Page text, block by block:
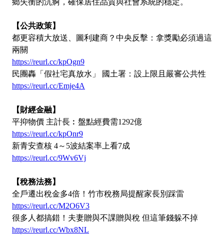
鄉失衡的沉痾，確保居住品質與社會系統的穩定。
【公共政策】
都更容積大放送、圖利建商？中央反擊：拿獎勵必須過這
兩關
https://reurl.cc/kpOgn9
民團轟「假社宅真放水」 國土署：設上限且嚴審公共性
https://reurl.cc/Emje4A
【財經金融】
平抑物價 主計長︰盤點經費需1292億
https://reurl.cc/kpOnr9
新青安查核 4～5波結案率上看7成
https://reurl.cc/9Wv6Vj
【稅務法務】
全戶遷出稅金多4倍！竹市稅務局提醒家長別踩雷
https://reurl.cc/M2O6V3
很多人都搞錯！夫妻贈與不課贈與稅 但這筆錢躲不掉
https://reurl.cc/Wbx8NL